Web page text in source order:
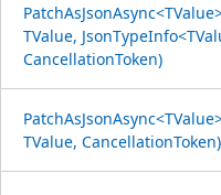
TValue,
CancellationToken)
TValue, CancellationToken)